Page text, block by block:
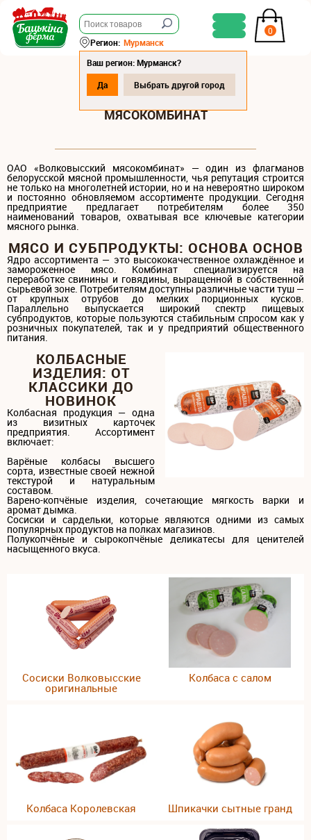
0
Регион: Мурманск
Ваш регион: Мурманск?
Да
Выбрать другой город
ВОЛКОВЫССКИЙ
МЯСОКОМБИНАТ
ОАО «Волковысский мясокомбинат» — один из флагманов
белорусской мясной промышленности, чья репутация строится
не только на многолетней истории, но и на невероятно широком
и постоянно обновляемом ассортименте продукции. Сегодня
предприятие предлагает потребителям более 350
наименований товаров, охватывая все ключевые категории
мясного рынка.
МЯСО И СУБПРОДУКТЫ: ОСНОВА ОСНОВ
Ядро ассортимента — это высококачественное охлаждённое и
замороженное мясо. Комбинат специализируется на
переработке свинины и говядины, выращенной в собственной
сырьевой зоне. Потребителям доступны различные части туш —
от крупных отрубов до мелких порционных кусков.
Параллельно выпускается широкий спектр пищевых
субпродуктов, которые пользуются стабильным спросом как у
розничных покупателей, так и у предприятий общественного
питания.
КОЛБАСНЫЕ
ИЗДЕЛИЯ: ОТ
КЛАССИКИ ДО
НОВИНОК
Колбасная продукция — одна
из визитных карточек
предприятия. Ассортимент
включает:
Варёные колбасы высшего
сорта, известные своей нежной
текстурой и натуральным
составом.
Варено-копчёные изделия, сочетающие мягкость варки и
аромат дымка.
Сосиски и сардельки, которые являются одними из самых
популярных продуктов на полках магазинов.
Полукопчёные и сырокопчёные деликатесы для ценителей
насыщенного вкуса.
Сосиски Волковысские
оригинальные
Колбаса с салом
Колбаса Королевская Шпикачки сытные гранд